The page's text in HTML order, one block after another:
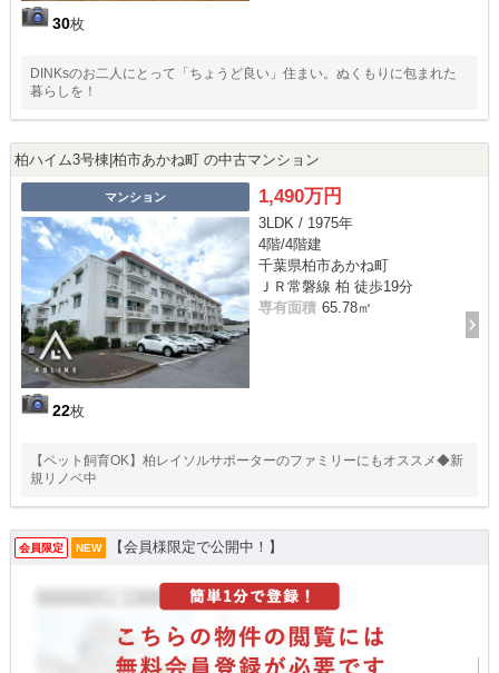
30枚
DINKsのお二人にとって「ちょうど良い」住まい。ぬくもりに包まれた
暮らしを！
柏ハイム3号棟|柏市あかね町 の中古マンション
マンション
22枚
1,490万円
3LDK / 1975年
4階/4階建
千葉県柏市あかね町
ＪＲ常磐線 柏 徒歩19分
専有面積 65.78㎡
【ペット飼育OK】柏レイソルサポーターのファミリーにもオススメ◆新
規リノベ中
会員限定 NEW 【会員様限定で公開中！】